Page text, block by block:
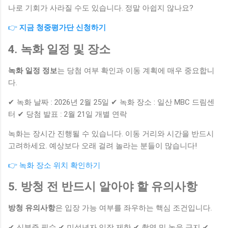
나로 기회가 사라질 수도 있습니다. 정말 아쉽지 않나요?
👉 지금 청중평가단 신청하기
4. 녹화 일정 및 장소
녹화 일정 정보는 당첨 여부 확인과 이동 계획에 매우 중요합니
다.
✔ 녹화 날짜 : 2026년 2월 25일 ✔ 녹화 장소 : 일산 MBC 드림센
터 ✔ 당첨 발표 : 2월 21일 개별 연락
녹화는 장시간 진행될 수 있습니다. 이동 거리와 시간을 반드시
고려하세요. 예상보다 오래 걸려 놀라는 분들이 많습니다!
👉 녹화 장소 위치 확인하기
5. 방청 전 반드시 알아야 할 유의사항
방청 유의사항은 입장 가능 여부를 좌우하는 핵심 조건입니다.